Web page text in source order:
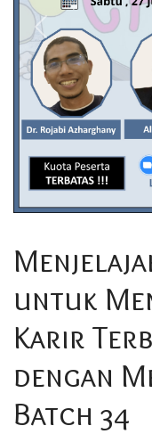
Previous
untuk
Karir
dengan
Batch 34